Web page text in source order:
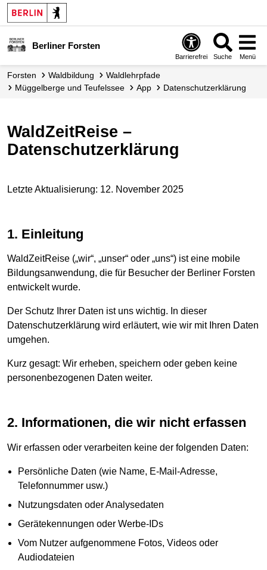
Berliner Forsten
Barrierefrei Suche Menü
Forsten Waldbildung
Waldlehrpfade
Müggelberge und Teufelssee
App Datenschutzerklärung
WaldZeitReise –
Datenschutzerklärung
Letzte Aktualisierung: 12. November 2025
1. Einleitung
WaldZeitReise („wir“, „unser“ oder „uns“) ist eine mobile
Bildungsanwendung, die für Besucher der Berliner Forsten
entwickelt wurde.
Der Schutz Ihrer Daten ist uns wichtig. In dieser
Datenschutzerklärung wird erläutert, wie wir mit Ihren Daten
umgehen.
Kurz gesagt: Wir erheben, speichern oder geben keine
personenbezogenen Daten weiter.
2. Informationen, die wir nicht erfassen
Wir erfassen oder verarbeiten keine der folgenden Daten:
Persönliche Daten (wie Name, E-Mail-Adresse,
Telefonnummer usw.)
Nutzungsdaten oder Analysedaten
Gerätekennungen oder Werbe-IDs
Vom Nutzer aufgenommene Fotos, Videos oder
Audiodateien